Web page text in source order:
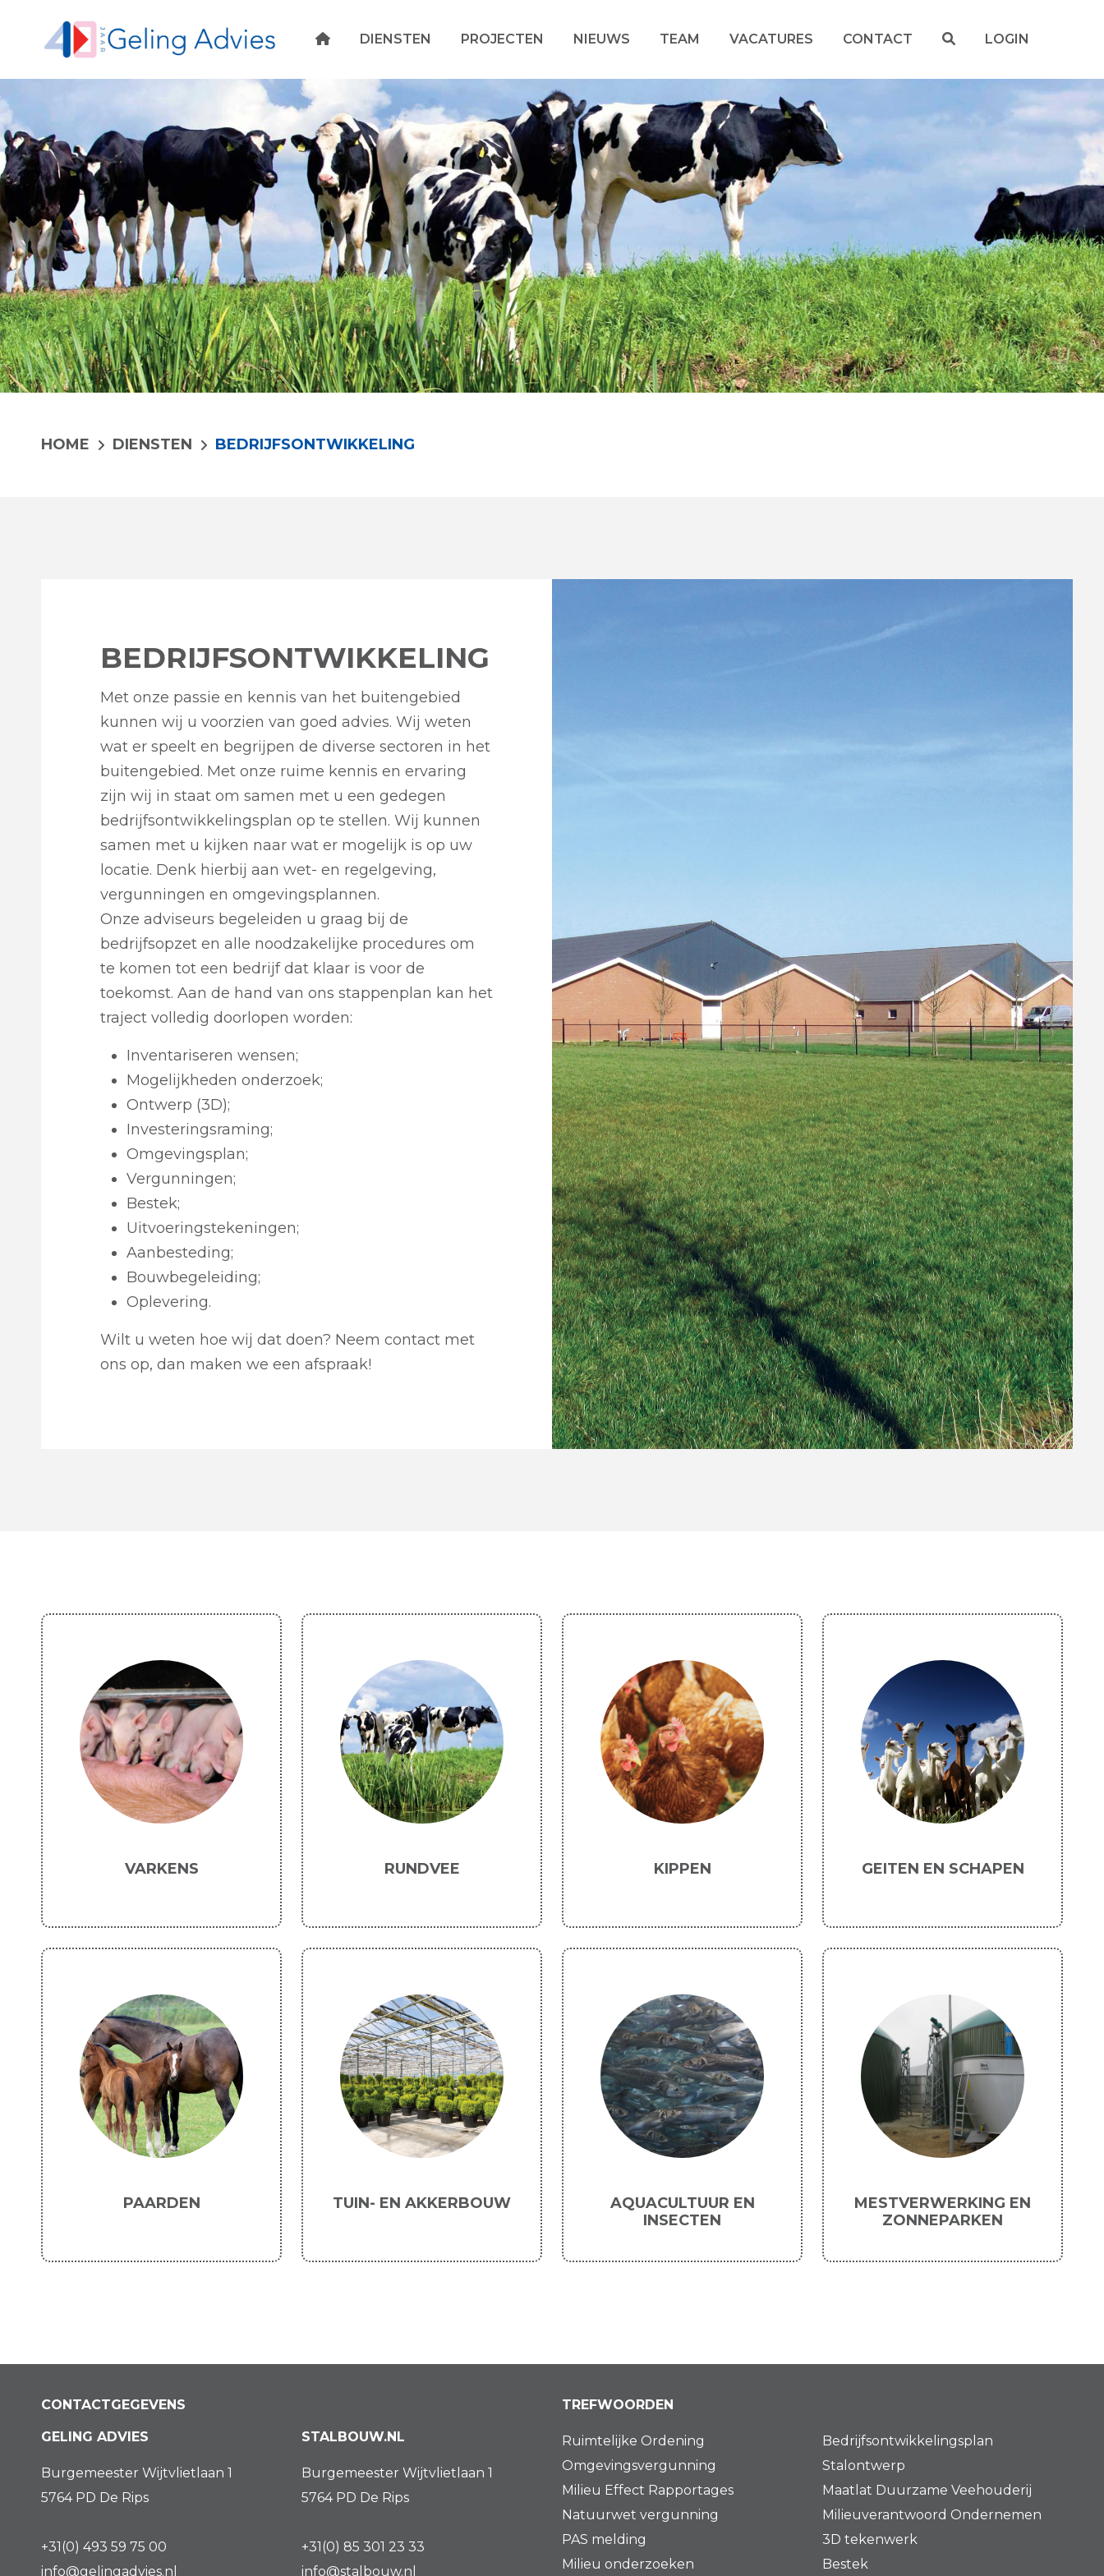
DIENSTEN PROJECTEN NIEUWS TEAM VACATURES CONTACT LOGIN
HOME DIENSTEN BEDRIJFSONTWIKKELING
BEDRIJFSONTWIKKELING
Met onze passie en kennis van het buitengebied
kunnen wij u voorzien van goed advies. Wij weten
wat er speelt en begrijpen de diverse sectoren in het
buitengebied. Met onze ruime kennis en ervaring
zijn wij in staat om samen met u een gedegen
bedrijfsontwikkelingsplan op te stellen. Wij kunnen
samen met u kijken naar wat er mogelijk is op uw
locatie. Denk hierbij aan wet- en regelgeving,
vergunningen en omgevingsplannen.
Onze adviseurs begeleiden u graag bij de
bedrijfsopzet en alle noodzakelijke procedures om
te komen tot een bedrijf dat klaar is voor de
toekomst. Aan de hand van ons stappenplan kan het
traject volledig doorlopen worden:
Inventariseren wensen;
Mogelijkheden onderzoek;
Ontwerp (3D);
Investeringsraming;
Omgevingsplan;
Vergunningen;
Bestek;
Uitvoeringstekeningen;
Aanbesteding;
Bouwbegeleiding;
Oplevering.
Wilt u weten hoe wij dat doen? Neem contact met
ons op, dan maken we een afspraak!
VARKENS RUNDVEE KIPPEN GEITEN EN SCHAPEN
PAARDEN TUIN- EN AKKERBOUW
AQUACULTUUR EN
INSECTEN
MESTVERWERKING EN
ZONNEPARKEN
CONTACTGEGEVENS
GELING ADVIES
Burgemeester Wijtvlietlaan 1
5764 PD De Rips
+31(0) 493 59 75 00
info@gelingadvies.nl
STALBOUW.NL
Burgemeester Wijtvlietlaan 1
5764 PD De Rips
+31(0) 85 301 23 33
info@stalbouw.nl
TREFWOORDEN
Ruimtelijke Ordening
Omgevingsvergunning
Milieu Effect Rapportages
Natuurwet vergunning
PAS melding
Milieu onderzoeken
Bedrijfsontwikkelingsplan
Stalontwerp
Maatlat Duurzame Veehouderij
Milieuverantwoord Ondernemen
3D tekenwerk
Bestek